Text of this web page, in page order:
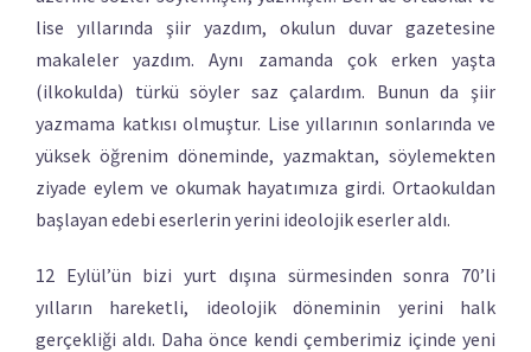
lise yıllarında şiir yazdım, okulun duvar gazetesine
makaleler yazdım. Aynı zamanda çok erken yaşta
(ilkokulda) türkü söyler saz çalardım. Bunun da şiir
yazmama katkısı olmuştur. Lise yıllarının sonlarında ve
yüksek öğrenim döneminde, yazmaktan, söylemekten
ziyade eylem ve okumak hayatımıza girdi. Ortaokuldan
başlayan edebi eserlerin yerini ideolojik eserler aldı.
12 Eylül’ün bizi yurt dışına sürmesinden sonra 70’li
yılların hareketli, ideolojik döneminin yerini halk
gerçekliği aldı. Daha önce kendi çemberimiz içinde yeni